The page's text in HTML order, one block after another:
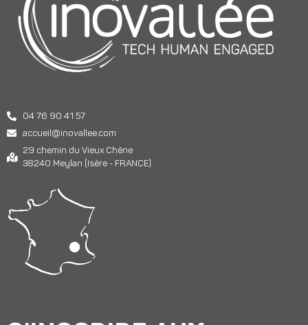
04 76 90 41 57
accueil@inovallee.com
29 chemin du Vieux Chêne
38240 Meylan (Isère - FRANCE)